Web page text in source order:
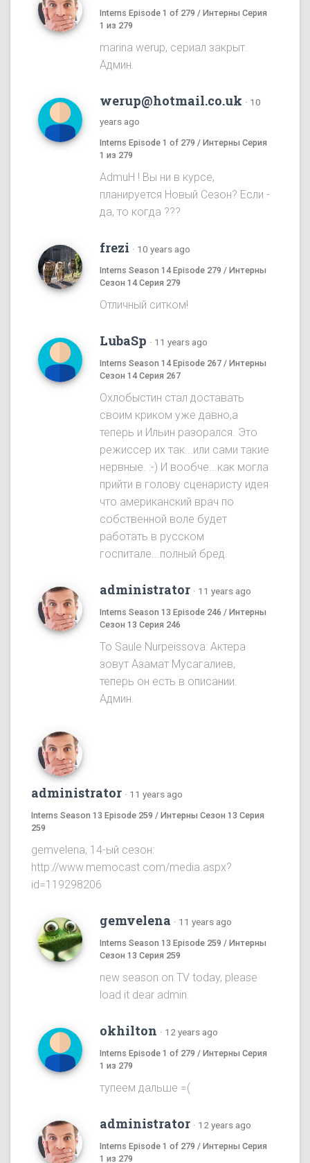
Interns Episode 1 of 279 / Интерны Серия
1 из 279
marina werup, сериал закрыт.
Админ.
werup@hotmail.co.uk · 10
years ago
Interns Episode 1 of 279 / Интерны Серия
1 из 279
AdmuH ! Bы ни в курсе,
планируется Hовый Cезон? Eсли -
да, то когда ???
frezi · 10 years ago
Interns Season 14 Episode 279 / Интерны
Сезон 14 Серия 279
Отличный ситком!
LubaSp · 11 years ago
Interns Season 14 Episode 267 / Интерны
Сезон 14 Серия 267
Охлобыстин стал доставать
своим криком уже давно,а
теперь и Ильин разорался. Это
режиссер их так...или сами такие
нервные. :-) И вообче...как могла
прийти в голову сценаристу идея
что американский врач по
собственной воле будет
работать в русском
госпитале...полный бред.
administrator · 11 years ago
Interns Season 13 Episode 246 / Интерны
Сезон 13 Серия 246
To Saule Nurpeissova: Актера
зовут Азамат Мусагалиев,
теперь он есть в описании.
Админ.
administrator · 11 years ago
Interns Season 13 Episode 259 / Интерны Сезон 13 Серия
259
gemvelena, 14-ый сезон:
http://www.memocast.com/media.aspx?
id=119298206
gemvelena · 11 years ago
Interns Season 13 Episode 259 / Интерны
Сезон 13 Серия 259
new season on TV today, please
load it dear admin.
okhilton · 12 years ago
Interns Episode 1 of 279 / Интерны Серия
1 из 279
тупеем дальше =(
administrator · 12 years ago
Interns Episode 1 of 279 / Интерны Серия
1 из 279